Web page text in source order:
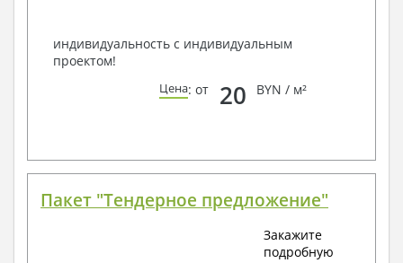
индивидуальность с индивидуальным
проектом!
Цена: от 20 BYN / м²
Пакет "Тендерное предложение"
Закажите
подробную